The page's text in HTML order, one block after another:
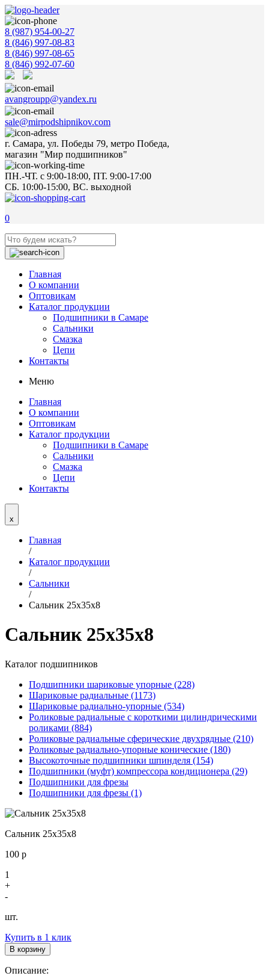
8 (987) 954-00-27
8 (846) 997-08-83
8 (846) 997-08-65
8 (846) 992-07-60
avangroupp@yandex.ru
sale@mirpodshipnikov.com
г. Самара, ул. Победы 79, метро Победа,
магазин "Мир подшипников"
ПН.-ЧТ. с 9:00-18:00, ПТ. 9:00-17:00
СБ. 10:00-15:00, ВС. выходной
0
Главная
О компании
Оптовикам
Каталог продукции
Подшипники в Самаре
Сальники
Смазка
Цепи
Контакты
Меню
Главная
О компании
Оптовикам
Каталог продукции
Подшипники в Самаре
Сальники
Смазка
Цепи
Контакты
x
Главная
/
Каталог продукции
/
Сальники
/
Сальник 25х35х8
Сальник 25х35х8
Каталог подшипников
Подшипники шариковые упорные (228)
Шариковые радиальные (1173)
Шариковые радиально-упорные (534)
Роликовые радиальные с короткими цилиндрическими
роликами (884)
Роликовые радиальные сферические двухрядные (210)
Роликовые радиально-упорные конические (180)
Высокоточные подшипники шпинделя (154)
Подшипники (муфт) компрессора кондиционера (29)
Подшипники для фрезы
Подшипники для фрезы (1)
Сальник 25х35х8
100 р
1
+
-
шт.
Купить в 1 клик
В корзину
Описание: